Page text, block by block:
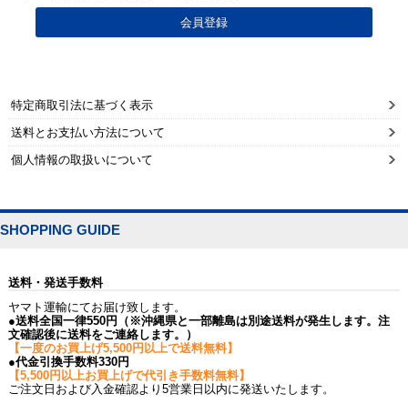
特定商取引法に基づく表示
送料とお支払い方法について
個人情報の取扱いについて
SHOPPING GUIDE
送料・発送手数料
ヤマト運輸にてお届け致します。
●送料全国一律550円（※沖縄県と一部離島は別途送料が発生します。注
文確認後に送料をご連絡します。）
【一度のお買上げ5,500円以上で送料無料】
●代金引換手数料330円
【5,500円以上お買上げで代引き手数料無料】
ご注文日および入金確認より5営業日以内に発送いたします。